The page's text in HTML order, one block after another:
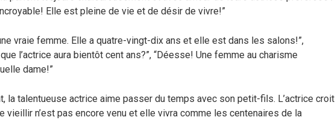
Elle est pleine de vie et de désir de vivre!”
vraie femme. Elle a quatre-vingt-dix ans et elle est dans les salons!”,
l’actrice aura bientôt cent ans?”, “Déesse! Une femme au charisme
dame!”
la talentueuse actrice aime passer du temps avec son petit-fils. L’actrice croit
vieillir n’est pas encore venu et elle vivra comme les centenaires de la